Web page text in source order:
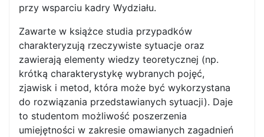
przy wsparciu kadry Wydziału.
Zawarte w książce studia przypadków
charakteryzują rzeczywiste sytuacje oraz
zawierają elementy wiedzy teoretycznej (np.
krótką charakterystykę wybranych pojęć,
zjawisk i metod, która może być wykorzystana
do rozwiązania przedstawianych sytuacji). Daje
to studentom możliwość poszerzenia
umiejętności w zakresie omawianych zagadnień